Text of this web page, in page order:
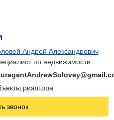
Андрей Александрович
по недвижимости
риэлтора
звонок